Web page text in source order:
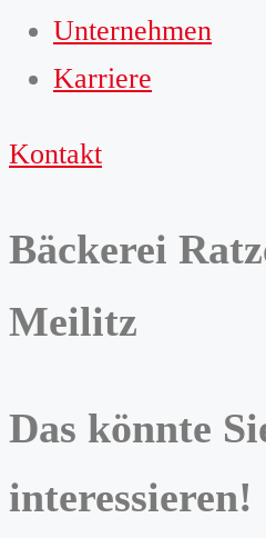
Unternehmen
Karriere
Kontakt
Bäckerei
Meilitz
Das könnte
interessieren!